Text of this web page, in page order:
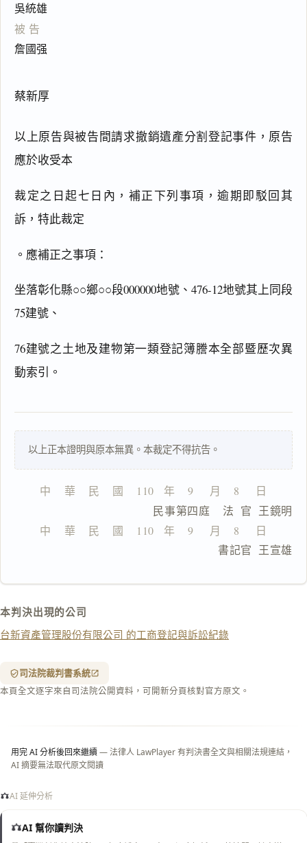
吳統雄
被告
詹國强
蔡新厚
以上原告與被告間請求撤銷遺產分割登記事件，原告
應於收受本
裁定之日起七日內，補正下列事項，逾期即駁回其
訴，特此裁定
。應補正之事項：
坐落彰化縣○○鄉○○段000000地號、476-12地號其上同段
75建號、
76建號之土地及建物第一類登記簿謄本全部暨歷次異
動索引。
以上正本證明與原本無異。本裁定不得抗告。
中    華    民    國    110   年    9     月    8     日
                  民事第四庭    法  官  王鏡明
中    華    民    國    110   年    9     月    8     日
                                書記官  王宣雄
本判決出現的公司
台新資產管理股份有限公司 的工商登記與訴訟紀錄
司法院裁判書系統
本頁全文逐字來自司法院公開資料，可開新分頁核對官方原文。
用完 AI 分析後回來繼續— 法律人 LawPlayer 有判決書全文與相關法規連結，
AI 摘要無法取代原文閱讀
AI 延伸分析
AI 幫你讀判決
閱讀 研究
複
文